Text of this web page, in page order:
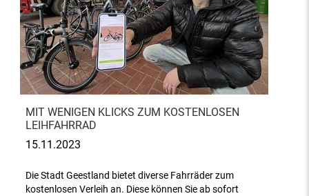
MIT WENIGEN KLICKS ZUM KOSTENLOSEN
LEIHFAHRRAD
15.11.2023
Die Stadt Geestland bietet diverse Fahrräder zum
kostenlosen Verleih an. Diese können Sie ab sofort